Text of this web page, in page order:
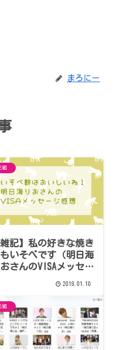
まろにー
組
雑記】私の好きな焼き
いそべです（明日海
さんのVISAメッセー
2019.01.10
組